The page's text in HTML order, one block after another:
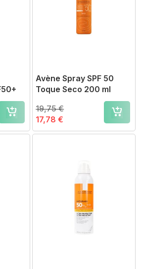
Avène Spray SPF 50
Toque Seco 200 ml
17,78 €
19,75 €